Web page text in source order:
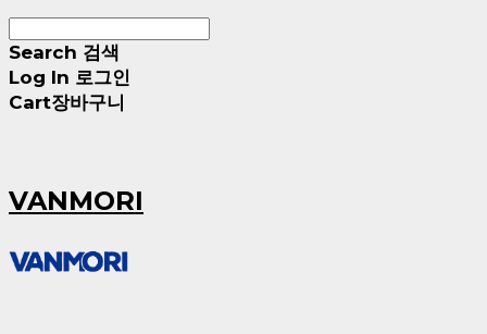
Search 검색
Log In 로그인
Cart장바구니
VANMORI